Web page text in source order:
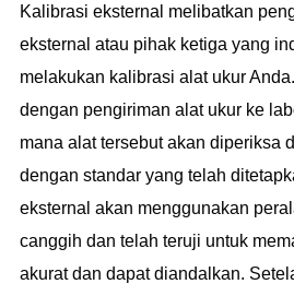
Kalibrasi eksternal melibatkan
eksternal atau pihak ketiga yang
melakukan kalibrasi alat ukur
dengan pengiriman alat ukur ke
mana alat tersebut akan diperiksa
dengan standar yang telah
eksternal akan menggunakan
canggih dan telah teruji untuk
akurat dan dapat diandalkan.